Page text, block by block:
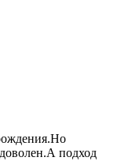
подход